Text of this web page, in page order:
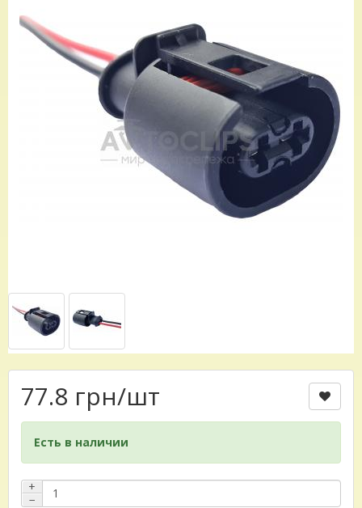
77.8 грн/шт
Есть в наличии
+
−